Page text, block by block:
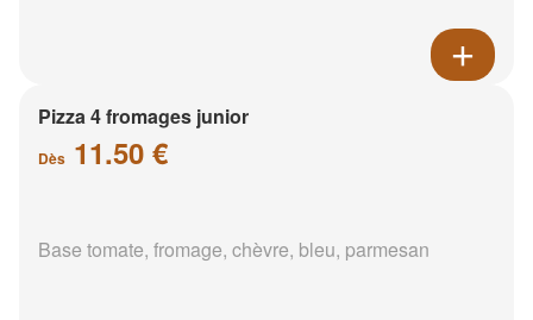
Pizza 4 fromages junior
Dès 11.50 €
Base tomate, fromage, chèvre, bleu, parmesan